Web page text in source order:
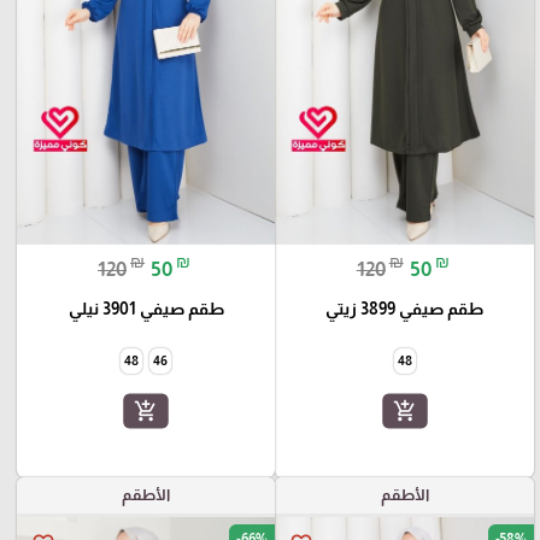
120₪ 50 ₪
طقم صيفي 3899 زيتي
48
add_shopping_cart
120₪ 50 ₪
طقم صيفي 3901 نيلي
46
48
add_shopping_cart
الأطقم الأطقم